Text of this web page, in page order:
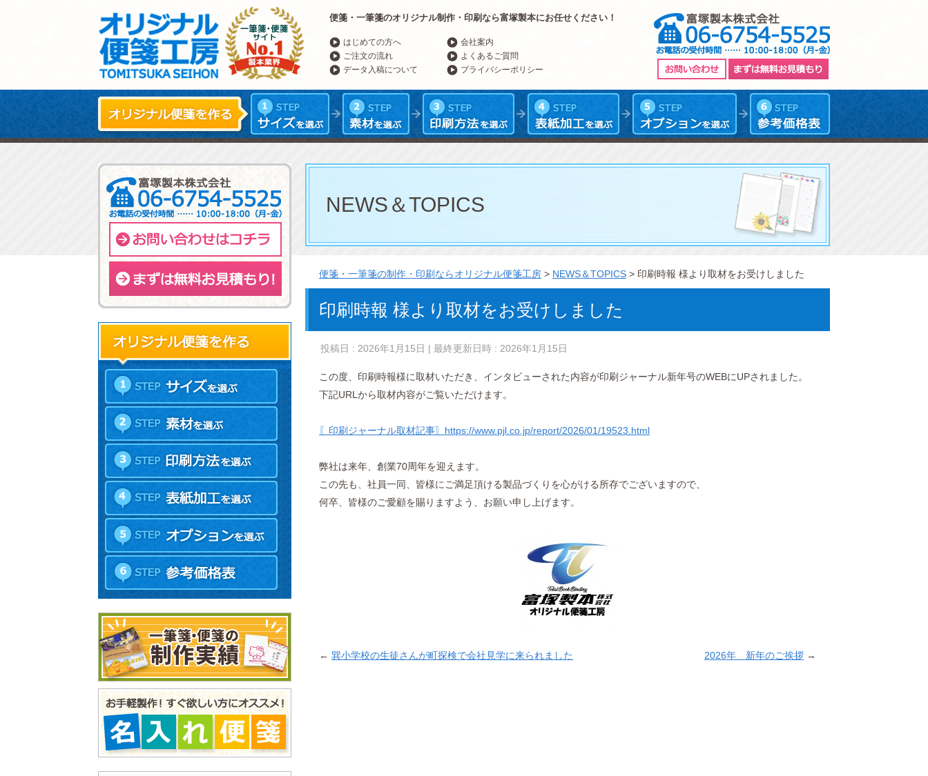
便箋・一筆箋のオリジナル制作・印刷なら富塚製本にお任せください！
はじめての方へ
ご注文の流れ
データ入稿について
会社案内
よくあるご質問
プライバシーポリシー
NEWS＆TOPICS
便箋・一筆箋の制作・印刷ならオリジナル便箋工房 > NEWS＆TOPICS > 印刷時報 様より取材をお受けしました
印刷時報 様より取材をお受けしました
投稿日 : 2026年1月15日 | 最終更新日時 : 2026年1月15日
この度、印刷時報様に取材いただき、インタビューされた内容が印刷ジャーナル新年号のWEBにUPされました。
下記URLから取材内容がご覧いただけます。
〖印刷ジャーナル取材記事〗https://www.pjl.co.jp/report/2026/01/19523.html
弊社は来年、創業70周年を迎えます。
この先も、社員一同、皆様にご満足頂ける製品づくりを心がける所存でございますので、
何卒、皆様のご愛顧を賜りますよう、お願い申し上げます。
← 巽小学校の生徒さんが町探検で会社見学に来られました 2026年 新年のご挨拶 →